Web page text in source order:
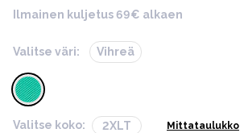
Ilmainen kuljetus 69€ alkaen
Valitse väri: Vihreä
Valitse koko: 2XLT Mittataulukko